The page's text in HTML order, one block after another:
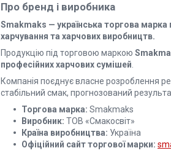
Про бренд і виробника
Smakmaks — українська торгова
харчування та харчових виробництв.
Продукцію під торговою маркою
професійних харчових сумішей.
Компанія поєднує власне розроблення
стабільний смак, прогнозований
Торгова марка: Smakmaks
Виробник: ТОВ «Смакосвіт»
Країна виробництва: Україна
Офіційний сайт торгової марки: